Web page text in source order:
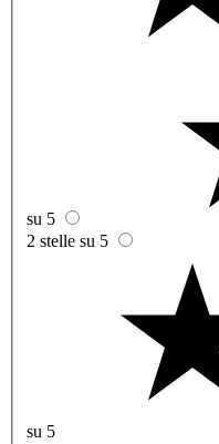
su 5
2 stelle su 5
su 5